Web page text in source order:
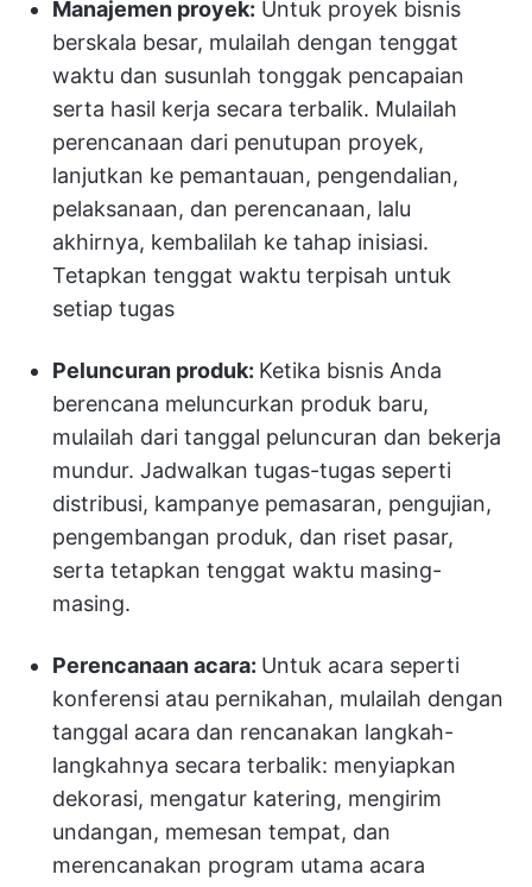
Manajemen proyek: Untuk proyek bisnis
berskala besar, mulailah dengan tenggat
waktu dan susunlah tonggak pencapaian
serta hasil kerja secara terbalik. Mulailah
perencanaan dari penutupan proyek,
lanjutkan ke pemantauan, pengendalian,
pelaksanaan, dan perencanaan, lalu
akhirnya, kembalilah ke tahap inisiasi.
Tetapkan tenggat waktu terpisah untuk
setiap tugas
Peluncuran produk: Ketika bisnis Anda
berencana meluncurkan produk baru,
mulailah dari tanggal peluncuran dan bekerja
mundur. Jadwalkan tugas-tugas seperti
distribusi, kampanye pemasaran, pengujian,
pengembangan produk, dan riset pasar,
serta tetapkan tenggat waktu masing-
masing.
Perencanaan acara: Untuk acara seperti
konferensi atau pernikahan, mulailah dengan
tanggal acara dan rencanakan langkah-
langkahnya secara terbalik: menyiapkan
dekorasi, mengatur katering, mengirim
undangan, memesan tempat, dan
merencanakan program utama acara